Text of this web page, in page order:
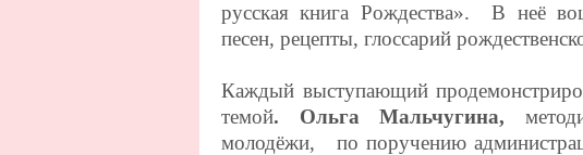
русская книга Рождества». В неё
песен, рецепты, глоссарий
Каждый выступающий
темой. Ольга Мальчугина,
молодёжи, по поручению